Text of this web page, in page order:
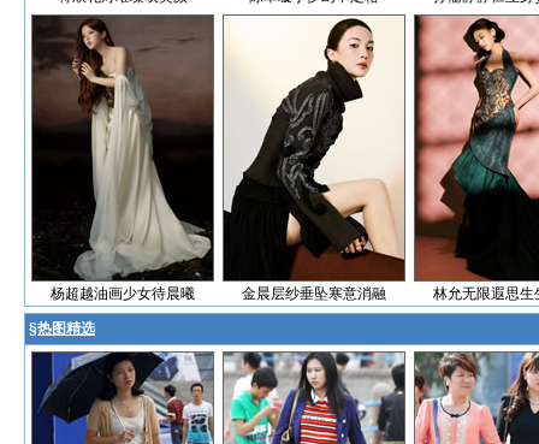
杨超越油画少女待晨曦 金晨层纱垂坠寒意消融 林允无限遐思生
§热图精选